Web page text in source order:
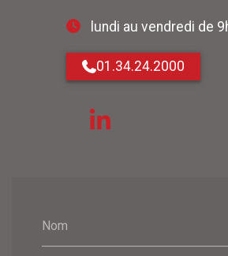
Nom
lundi au vendredi de
01.34.24.2000